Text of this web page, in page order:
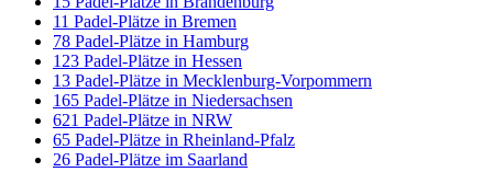
11 Padel-Plätze in Bremen
78 Padel-Plätze in Hamburg
123 Padel-Plätze in Hessen
13 Padel-Plätze in Mecklenburg-Vorpommern
165 Padel-Plätze in Niedersachsen
621 Padel-Plätze in NRW
65 Padel-Plätze in Rheinland-Pfalz
26 Padel-Plätze im Saarland